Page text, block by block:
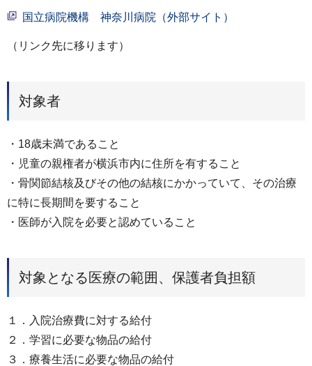
国立病院機構 神奈川病院（外部サイト）
（リンク先に移ります）
対象者
・18歳未満であること
・児童の親権者が横浜市内に住所を有すること
・骨関節結核及びその他の結核にかかっていて、その治療
に特に長期間を要すること
・医師が入院を必要と認めていること
対象となる医療の範囲、保護者負担額
１．入院治療費に対する給付
２．学習に必要な物品の給付
３．療養生活に必要な物品の給付